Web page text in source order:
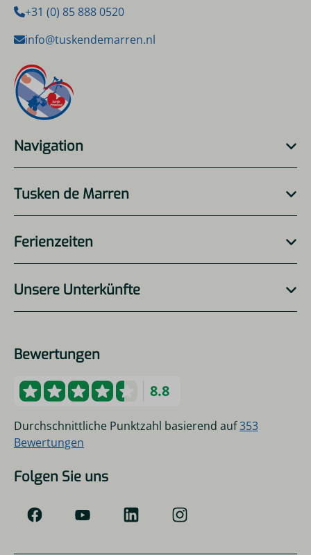
+31 (0) 85 888 0520
info@tuskendemarren.nl
Navigation
Tusken de Marren
Ferienzeiten
Unsere Unterkünfte
Bewertungen
8.8
Durchschnittliche Punktzahl basierend auf353
Bewertungen
Folgen Sie uns